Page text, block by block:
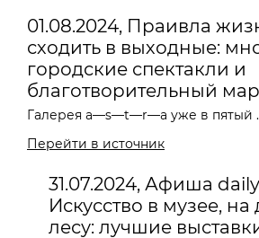
01.08.2024, Праивла
сходить в выходные:
городские спектакли и
благотворительный
Галерея a—s—t—r—a уже в пятый
Перейти в источник
31.07.2024, Афиша
Искусство в музее, на
лесу: лучшие